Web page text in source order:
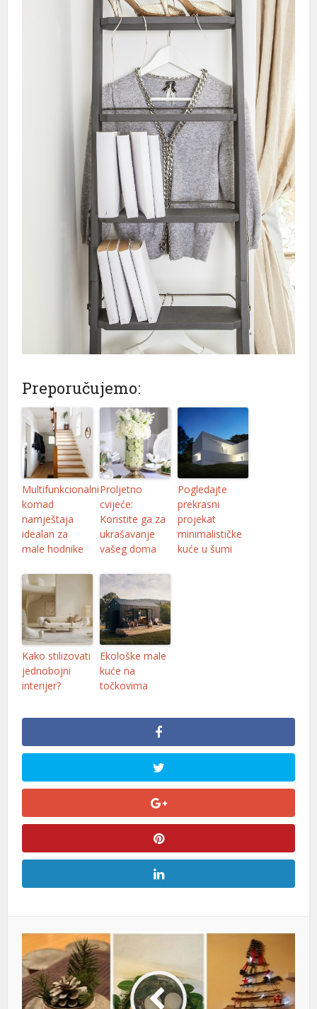
vdcasino
Ankara Escort
Hacklink panel
Hacklink panel
Hacklink giriş
jojobet
jojobet
jojobet
jojobet
Antalya Escort
Türk İfşa İzle
betsat güncel giriş
deneme bonusu
pusulabet
gorabet
kadıköy escort
deneme bonusu
deneme bonusu
deneme bonusu
Holiganbet
Preporučujemo:
Multifunkcionalni
komad
namještaja
idealan za
male hodnike
Proljetno
cvijeće:
Koristite ga za
ukrašavanje
vašeg doma
Pogledajte
prekrasni
projekat
minimalističke
kuće u šumi
Kako stilizovati
jednobojni
interijer?
Ekološke male
kuće na
točkovima